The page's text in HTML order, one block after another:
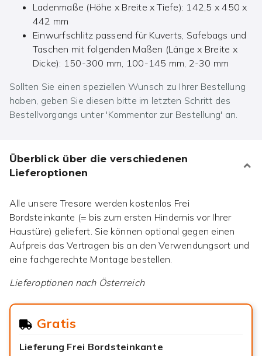
Ladenmaße (Höhe x Breite x Tiefe): 142,5 x 450 x
442 mm
Einwurfschlitz passend für Kuverts, Safebags und
Taschen mit folgenden Maßen (Länge x Breite x
Dicke): 150-300 mm, 100-145 mm, 2-30 mm
Sollten Sie einen speziellen Wunsch zu Ihrer Bestellung
haben, geben Sie diesen bitte im letzten Schritt des
Bestellvorgangs unter 'Kommentar zur Bestellung' an.
Überblick über die verschiedenen
Lieferoptionen
Alle unsere Tresore werden kostenlos Frei
Bordsteinkante (= bis zum ersten Hindernis vor Ihrer
Haustüre) geliefert. Sie können optional gegen einen
Aufpreis das Vertragen bis an den Verwendungsort und
eine fachgerechte Montage bestellen.
Lieferoptionen nach Österreich
Gratis
Lieferung Frei Bordsteinkante